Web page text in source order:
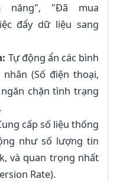
năng", "Đã mua
đẩy dữ liệu sang
Tự động ẩn các bình
(Số điện thoại,
chặn tình trạng
cấp số liệu thống
như số lượng tin
và quan trọng nhất
Rate).